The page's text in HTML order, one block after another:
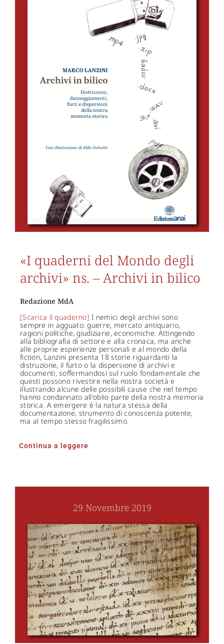
«I quaderni del Mondo degli
archivi» ns. – Archivi in bilico
Redazione MdA
[Scarica il quaderno] I nemici degli archivi sono
sempre in agguato: guerre, mercato antiquario,
ragioni politiche, giudiziarie, economiche. Attingendo
alla bibliografia di settore e alla cronaca, ma anche
alle proprie esperienze personali e al mondo della
fiction, Lanzini presenta 18 storie riguardanti la
distruzione, il furto o la dispersione di archivi e
documenti, soffermandosi sul ruolo fondamentale che
questi possono rivestire nella nostra società e
illustrando alcune delle possibili cause che nel tempo
hanno condannato all'oblio parte della nostra memoria
storica. A emergere è la natura stessa della
documentazione, strumento di conoscenza potente,
ma al tempo stesso fragilissimo.
Continua a leggere
29 Novembre 2019